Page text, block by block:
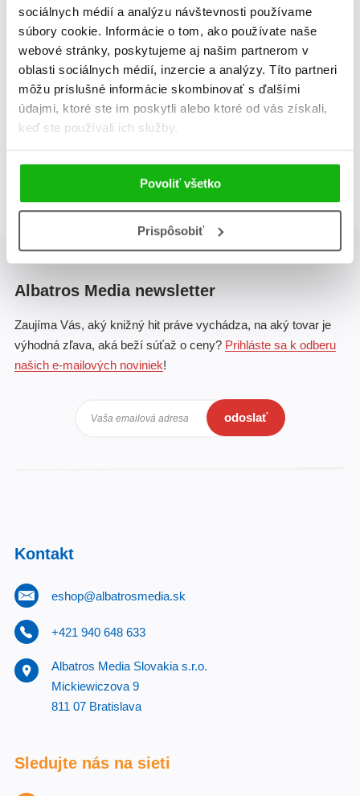
sociálnych médií a analýzu návštevnosti používame
súbory cookie. Informácie o tom, ako používate naše
webové stránky, poskytujeme aj našim partnerom v
oblasti sociálnych médií, inzercie a analýzy. Títo partneri
môžu príslušné informácie skombinovať s ďalšími
údajmi, ktoré ste im poskytli alebo ktoré od vás získali,
keď ste používali ich služby.
Povoliť všetko
Prispôsobiť
Kael - chlapec bez
totemu
Olivier Gay
Kael - chlapec bez
totemu (2. akosť)
Olivier Gay
Albatros Media newsletter
Zaujíma Vás, aký knižný hit práve vychádza, na aký tovar je
výhodná zľava, aká beží súťaž o ceny? Prihláste sa k odberu
našich e-mailových noviniek!
Vaša emailová adresa odoslať
Kontakt
eshop@albatrosmedia.sk
+421 940 648 633
Albatros Media Slovakia s.r.o.
Mickiewiczova 9
811 07 Bratislava
Sledujte nás na sieti